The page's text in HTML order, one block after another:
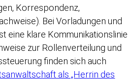
Korrespondenz,
Bei Vorladungen und
eine klare Kommunikationslinie
zur Rollenverteilung und
finden sich auch
als „Herrin des